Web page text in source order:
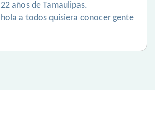
22 años de Tamaulipas.
hola a todos quisiera conocer gente